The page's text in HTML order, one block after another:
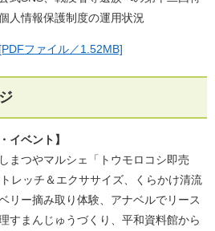
人情報保護制度の運用状況
ファイル／1.52MB]
イベント】
まつやマルシェ「トウモロコシ即売
レッチ＆エクササイズ、くらかけ清流
リー摘み取り体験​​、アナベルでリース
すまんじゅうづくり、平和資料館から